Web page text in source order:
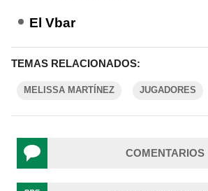
El Vbar
TEMAS RELACIONADOS:
MELISSA MARTÍNEZ JUGADORES
COMENTARIOS